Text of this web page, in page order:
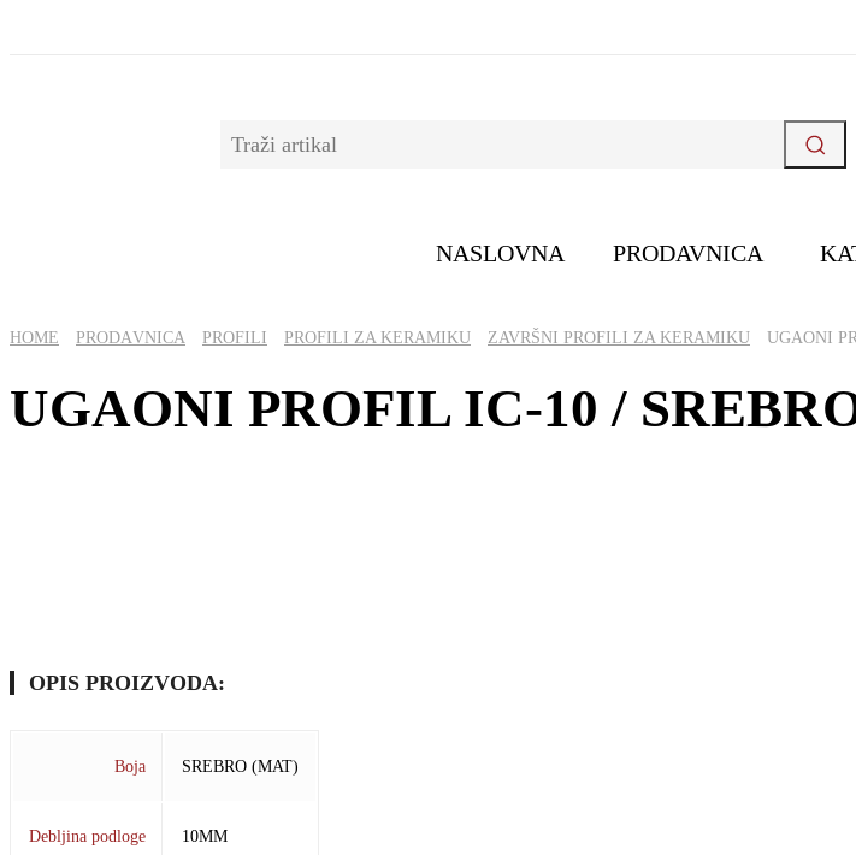
NASLOVNA PRODAVNICA
HOME PRОDАVNICА PROFILI PROFILI ZA KERAMIKU ZAVRŠNI PROFILI ZA KERAMIKU UGAONI
UGAONI PROFIL IC-10 /
OPIS PROIZVODA:
Boja SREBRO (MAT)
Debljina podloge 10MM